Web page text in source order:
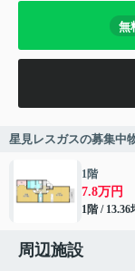
無
星見レスガスの募集中
1階
7.8万円
1階 / 13.36
周辺施設